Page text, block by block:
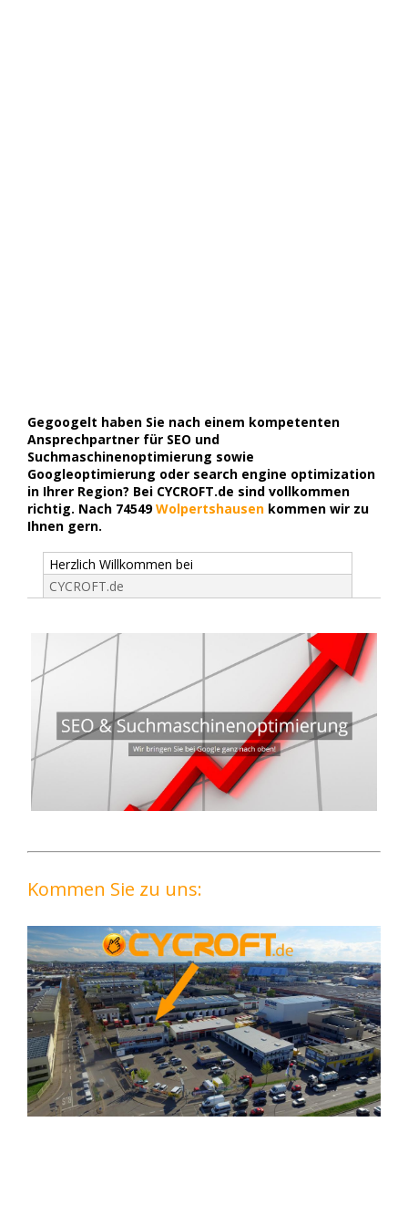
Gegoogelt haben Sie nach einem kompetenten
Ansprechpartner für SEO und
Suchmaschinenoptimierung sowie
Googleoptimierung oder search engine optimization
in Ihrer Region? Bei CYCROFT.de sind vollkommen
richtig. Nach 74549Wolpertshausen kommen wir zu
Ihnen gern.
Herzlich Willkommen bei
CYCROFT.de
Kommen Sie zu uns: